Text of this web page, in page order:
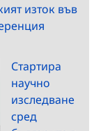
изток във
Стартира
научно
изследване
сред